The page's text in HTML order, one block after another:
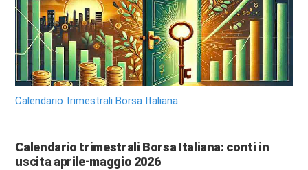
Calendario trimestrali Borsa Italiana
Calendario trimestrali Borsa Italiana: conti in
uscita aprile-maggio 2026